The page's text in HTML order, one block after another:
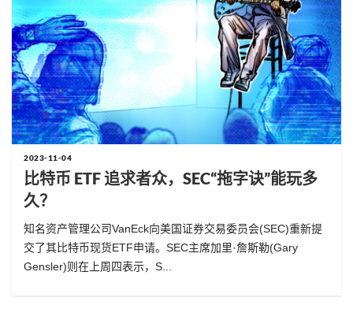
2023-11-04
比特币 ETF 追求者众，SEC“拖字诀”能玩多
久？
知名资产管理公司VanEck向美国证券交易委员会(SEC)重新提
交了其比特币现货ETF申请。SEC主席加里·詹斯勒(Gary
Gensler)则在上周四表示，S...